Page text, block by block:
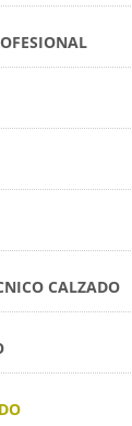
CALZADO